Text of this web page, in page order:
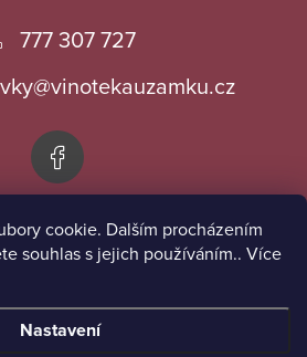
cookie. Dalším procházením
souhlas s jejich používáním.. Více
Nastavení
777 307 727
@vinotekauzamku.cz